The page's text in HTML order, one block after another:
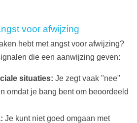
voor afwijzing
hebt met angst voor afwijzing?
die een aanwijzing geven:
situaties: Je zegt vaak "nee"
omdat je bang bent om beoordeeld
Je kunt niet goed omgaan met